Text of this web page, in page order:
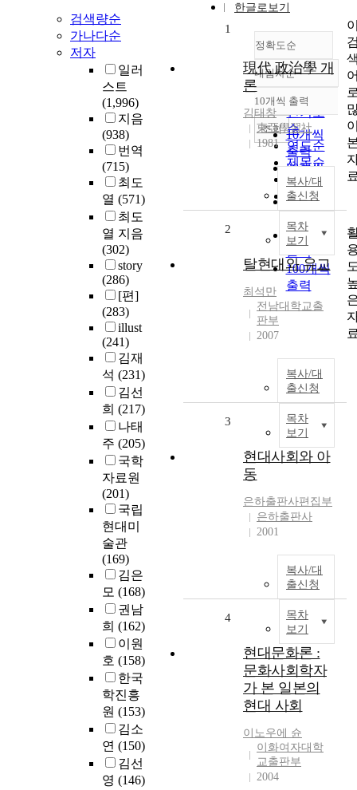
검색량순
가나다순
저자
일러
스트
(1,996)
지음
(938)
번역
(715)
최도
열 (571)
최도
열 지음
(302)
story
(286)
[편]
(283)
illust
(241)
김재
석 (231)
김선
희 (217)
나태
주 (205)
국학
자료원
(201)
국립
현대미
술관
(169)
김은
모 (168)
권남
희 (162)
이원
호 (158)
한국
학진흥
원 (153)
김소
연 (150)
김선
영 (146)
한글로보기
정확도순
정확도
순
인기도
순
연도순
제목순
저자순
발행기
관순
내림차순
내림차순
10개씩 출력
10개씩
출력
20개씩
출력
30개씩
출력
50개씩
출력
100개씩
출력
조회
1
現代 政治學 개
론
김태창
東亞學習社
1981
복사/대
출신청
목차
보기
2
탈현대와 유교
최석만
전남대학교출
판부
2007
복사/대
출신청
목차
보기
3
현대사회와 아
동
은하출판사편집부
은하출판사
2001
복사/대
출신청
목차
보기
4
현대문화론 :
문화사회학자
가 본 일본의
현대 사회
이노우에 슌
이화여자대학
교출판부
2004